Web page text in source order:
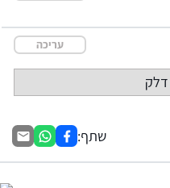
עריכה
דלק
שתף: